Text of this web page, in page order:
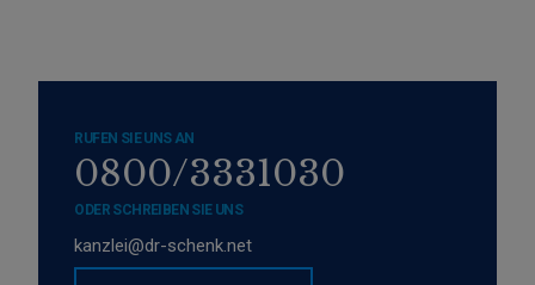
RUFEN SIE UNS AN
0800/3331030
ODER SCHREIBEN SIE UNS
kanzlei@dr-schenk.net